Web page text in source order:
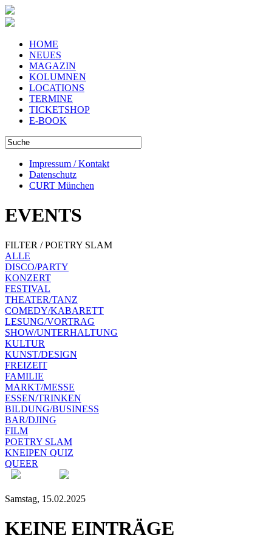
HOME
NEUES
MAGAZIN
KOLUMNEN
LOCATIONS
TERMINE
TICKETSHOP
E-BOOK
Impressum / Kontakt
Datenschutz
CURT München
EVENTS
FILTER / POETRY SLAM
ALLE
DISCO/PARTY
KONZERT
FESTIVAL
THEATER/TANZ
COMEDY/KABARETT
LESUNG/VORTRAG
SHOW/UNTERHALTUNG
KULTUR
KUNST/DESIGN
FREIZEIT
FAMILIE
MARKT/MESSE
ESSEN/TRINKEN
BILDUNG/BUSINESS
BAR/DJING
FILM
POETRY SLAM
KNEIPEN QUIZ
QUEER
Samstag, 15.02.2025
KEINE EINTRÄGE